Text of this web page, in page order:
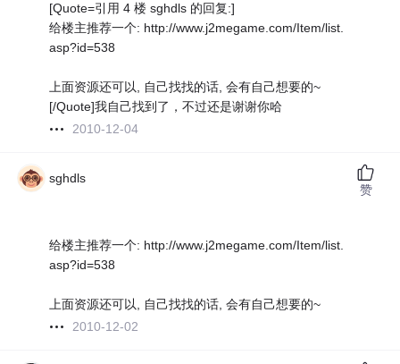
[Quote=引用 4 楼 sghdls 的回复:]
给楼主推荐一个: http://www.j2megame.com/Item/list.
asp?id=538
上面资源还可以, 自己找找的话, 会有自己想要的~
[/Quote]我自己找到了，不过还是谢谢你哈
2010-12-04
sghdls
给楼主推荐一个: http://www.j2megame.com/Item/list.
asp?id=538
上面资源还可以, 自己找找的话, 会有自己想要的~
2010-12-02
赞